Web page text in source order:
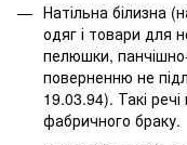
Натільна білизна
одяг і товари для
пелюшки,
поверненню не
19.03.94). Такі
фабричного браку.